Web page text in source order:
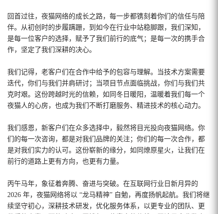
回首过往，夜猫网络的成长之路，每一步都镌刻着你们的信任与陪
伴。从初创时的步履蹒跚，到如今在行业中站稳脚跟，我们深知，
是每一位客户的选择，赋予了我们前行的底气；是每一次的携手合
作，坚定了我们深耕的决心。
我们记得，老客户们在合作中给予的包容与理解。当技术方案需要
迭代，你们与我们并肩研讨；当项目节点面临挑战，你们与我们共
克时艰。这份跨越时光的信赖，如同冬日暖阳，温暖着我们每一个
夜猫人的心房，也成为我们不断打磨服务、精进技术的核心动力。
我们感恩，新客户们在众多选择中，毅然将目光投向夜猫网络。你
们的每一次咨询，都是对我们品牌的关注；你们的每一次合作，都
是对我们实力的认可。这份崭新的缘分，如同燎原星火，让我们在
前行的道路上更有方向，也更有力量。
丙午马年，象征着奔腾、奋进与突破。在互联网行业日新月异的
2026 年，夜猫网络将以 “龙马精神” 自勉，再度扬帆起航。我们将继
续坚守初心，深耕技术研发，优化服务体系，以更专业的团队、更